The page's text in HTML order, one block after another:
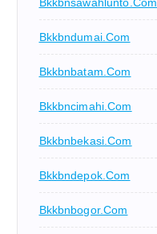
Bkkbndumai.com
Bkkbnbatam.com
Bkkbncimahi.com
Bkkbnbekasi.com
Bkkbndepok.com
Bkkbnbogor.com